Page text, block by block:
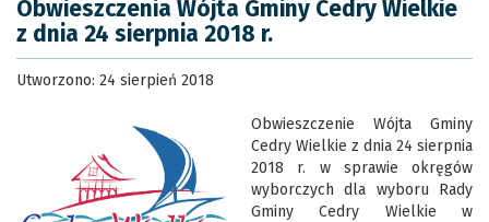
Obwieszczenia Wójta Gminy Cedry Wielkie
z dnia 24 sierpnia 2018 r.
Utworzono: 24 sierpień 2018
Obwieszczenie Wójta Gminy
Cedry Wielkie z dnia 24 sierpnia
2018 r. w sprawie okręgów
wyborczych dla wyboru Rady
Gminy Cedry Wielkie w